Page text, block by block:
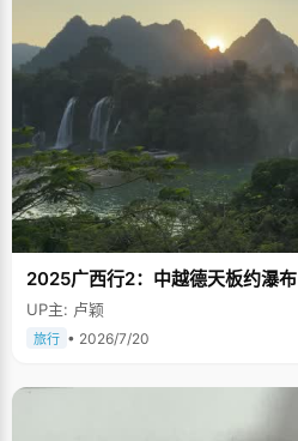
2025广西行2：中越德天板约瀑布
UP主: 卢颖
旅行 • 2026/7/20